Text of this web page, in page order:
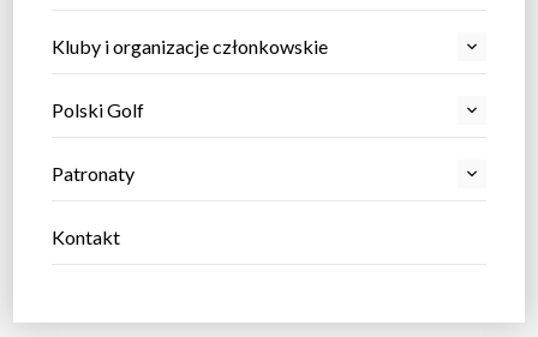
Kluby i organizacje członkowskie
Polski Golf
Patronaty
Kontakt